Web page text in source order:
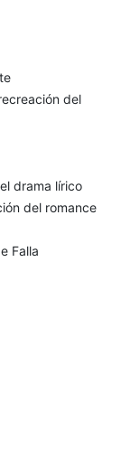
del
drama lírico
del romance
Falla